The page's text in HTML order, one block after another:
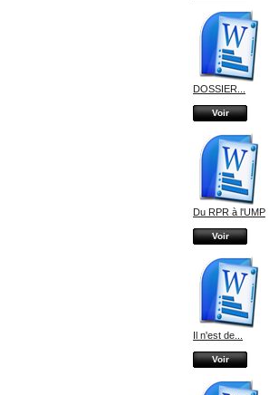
DOSSIER...
Voir
Du RPR à l'UMP
Voir
Il n'est de...
Voir